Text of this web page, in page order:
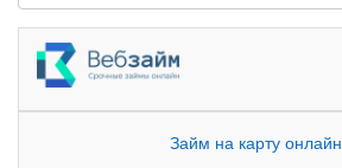
Займ на карту онлайн